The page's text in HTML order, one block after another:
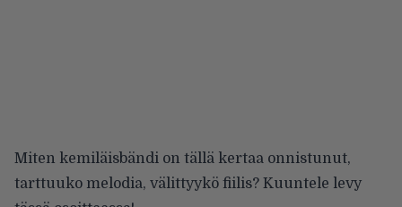
Miten kemiläisbändi on tällä kertaa onnistunut,
tarttuuko melodia, välittyykö fiilis? Kuuntele levy